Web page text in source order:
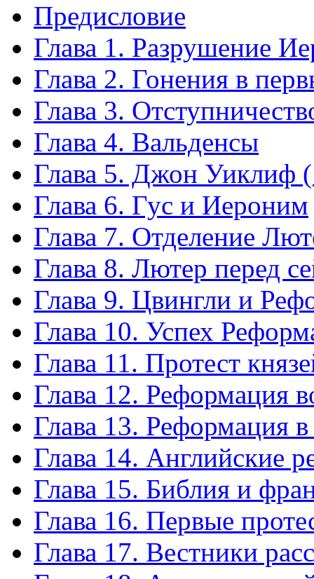
Предисловие
Глава 1. Разрушение
Глава 2. Гонения в
Глава 3.
Глава 4. Вальденсы
Глава 5. Джон Уиклиф
Глава 6. Гус и Иероним
Глава 7. Отделение
Глава 8. Лютер перед
Глава 9. Цвингли и
Глава 10. Успех
Глава 11. Протест
Глава 12. Реформация
Глава 13. Реформация
Глава 14. Английские
Глава 15. Библия и
Глава 16. Первые
Глава 17. Вестники